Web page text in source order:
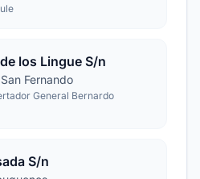
los Lingue S/n
Fernando
General Bernardo
S/n